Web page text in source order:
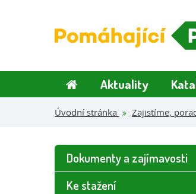
Aktuality
Úvodní stránka Zajistíme,
Dokumenty a zajímavosti
Ke stažení